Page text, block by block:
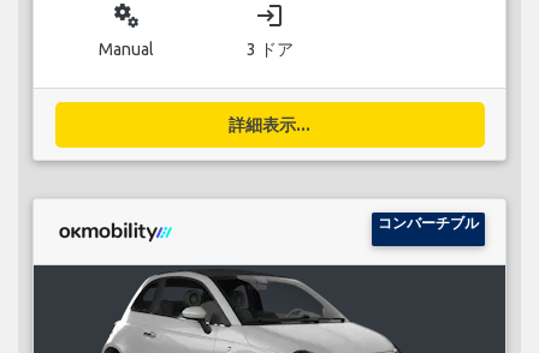
miscellaneous_services
Manual
login
3 ドア
詳細表示...
コンバーチブル